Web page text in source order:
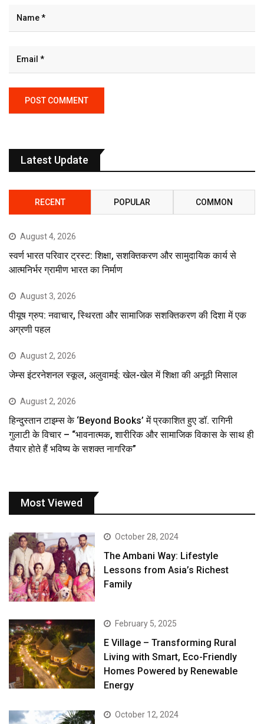
Latest Update
RECENT POPULAR COMMON
August 4, 2026
स्वर्ण भारत परिवार ट्रस्ट: शिक्षा, सशक्तिकरण और सामुदायिक कार्य से
आत्मनिर्भर ग्रामीण भारत का निर्माण
August 3, 2026
पीयूष ग्रुप: नवाचार, स्थिरता और सामाजिक सशक्तिकरण की दिशा में एक
अग्रणी पहल
August 2, 2026
जेम्स इंटरनेशनल स्कूल, अलुवामई: खेल-खेल में शिक्षा की अनूठी मिसाल
August 2, 2026
हिन्दुस्तान टाइम्स के ‘Beyond Books’ में प्रकाशित हुए डॉ. रागिनी
गुलाटी के विचार – “भावनात्मक, शारीरिक और सामाजिक विकास के साथ ही
तैयार होते हैं भविष्य के सशक्त नागरिक”
Most Viewed
October 28, 2024
The Ambani Way: Lifestyle
Lessons from Asia’s Richest
Family
February 5, 2025
E Village – Transforming Rural
Living with Smart, Eco-Friendly
Homes Powered by Renewable
Energy
October 12, 2024